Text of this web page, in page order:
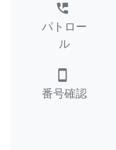
perm_phone_msg
パトロー
ル
smartphone
番号確認